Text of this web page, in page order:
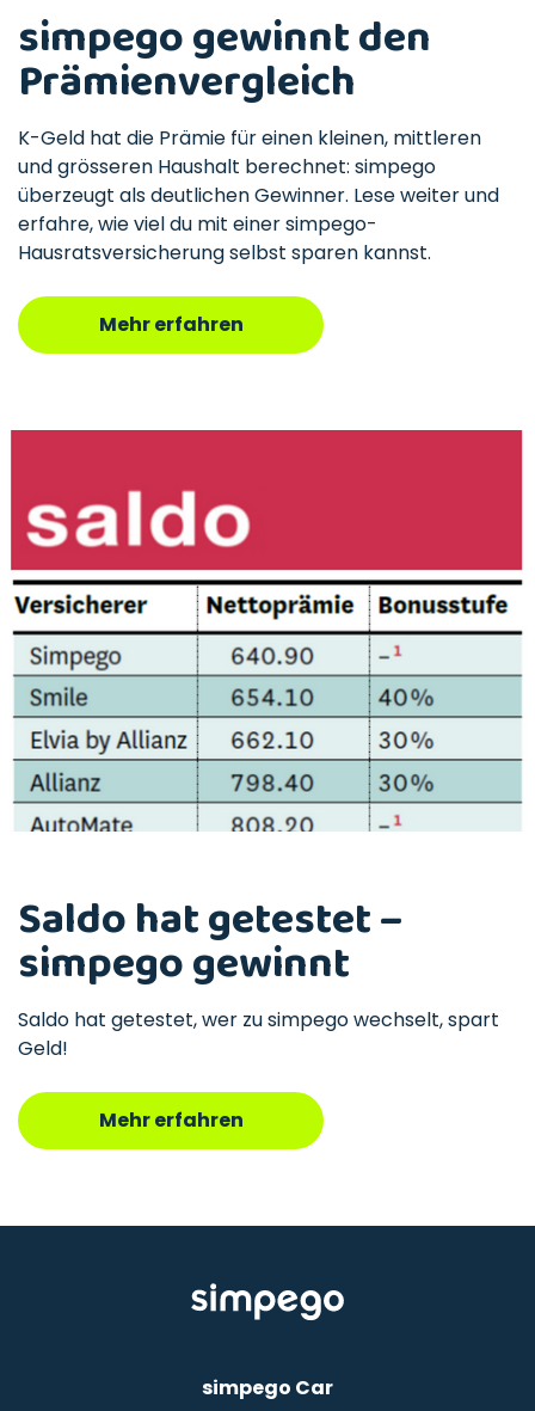
simpego gewinnt den
Prämienvergleich
K-Geld hat die Prämie für einen kleinen, mittleren
und grösseren Haushalt berechnet: simpego
überzeugt als deutlichen Gewinner. Lese weiter und
erfahre, wie viel du mit einer simpego-
Hausratsversicherung selbst sparen kannst.
Mehr erfahren
Saldo hat getestet –
simpego gewinnt
Saldo hat getestet, wer zu simpego wechselt, spart
Geld!
Mehr erfahren
simpego Car